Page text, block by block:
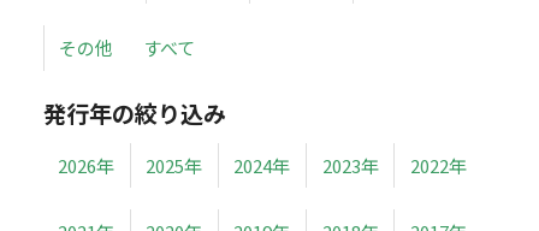
その他 すべて
発行年の絞り込み
2026年 2025年 2024年 2023年 2022年